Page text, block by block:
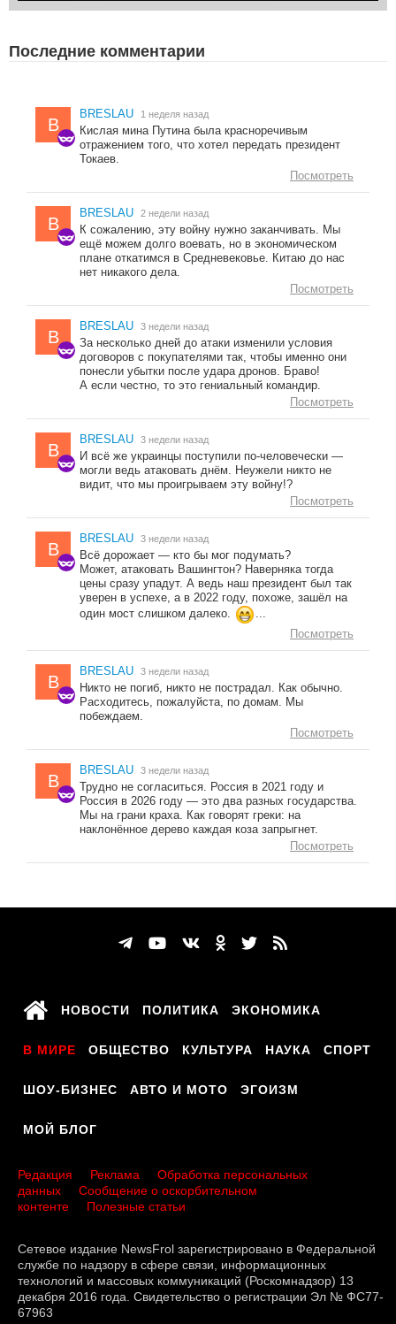
Последние комментарии
B
BRESLAU 1 неделя назад
Кислая мина Путина была красноречивым
отражением того, что хотел передать президент
Токаев.
Посмотреть
B
BRESLAU 2 недели назад
К сожалению, эту войну нужно заканчивать. Мы
ещё можем долго воевать, но в экономическом
плане откатимся в Средневековье. Китаю до нас
нет никакого дела.
Посмотреть
B
BRESLAU 3 недели назад
За несколько дней до атаки изменили условия
договоров с покупателями так, чтобы именно они
понесли убытки после удара дронов. Браво!
А если честно, то это гениальный командир.
Посмотреть
B
BRESLAU 3 недели назад
И всё же украинцы поступили по-человечески —
могли ведь атаковать днём. Неужели никто не
видит, что мы проигрываем эту войну!?
Посмотреть
B
BRESLAU 3 недели назад
Всё дорожает — кто бы мог подумать?
Может, атаковать Вашингтон? Наверняка тогда
цены сразу упадут. А ведь наш президент был так
уверен в успехе, а в 2022 году, похоже, зашёл на
один мост слишком далеко.
...
Посмотреть
B
BRESLAU 3 недели назад
Никто не погиб, никто не пострадал. Как обычно.
Расходитесь, пожалуйста, по домам. Мы
побеждаем.
Посмотреть
B
BRESLAU 3 недели назад
Трудно не согласиться. Россия в 2021 году и
Россия в 2026 году — это два разных государства.
Мы на грани краха. Как говорят греки: на
наклонённое дерево каждая коза запрыгнет.
Посмотреть
НОВОСТИ ПОЛИТИКА ЭКОНОМИКА
В МИРЕ ОБЩЕСТВО КУЛЬТУРА НАУКА СПОРТ
ШОУ-БИЗНЕС АВТО И МОТО ЭГОИЗМ
МОЙ БЛОГ
Редакция Реклама
Обработка персональных
данных
Сообщение о оскорбительном
контенте
Полезные статьи
Сетевое издание NewsFrol зарегистрировано в Федеральной
службе по надзору в сфере связи, информационных
технологий и массовых коммуникаций (Роскомнадзор) 13
декабря 2016 года. Свидетельство о регистрации Эл № ФС77-
67963